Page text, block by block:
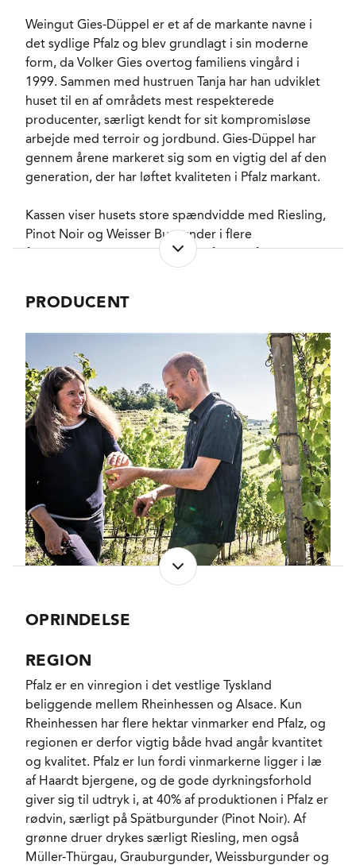
Weingut Gies-Düppel er et af de markante navne i
det sydlige Pfalz og blev grundlagt i sin moderne
form, da Volker Gies overtog familiens vingård i
1999. Sammen med hustruen Tanja har han udviklet
huset til en af områdets mest respekterede
producenter, særligt kendt for sit kompromisløse
arbejde med terroir og jordbund. Gies-Düppel har
gennem årene markeret sig som en vigtig del af den
generation, der har løftet kvaliteten i Pfalz markant.
Kassen viser husets store spændvidde med Riesling,
Pinot Noir og Weisser Burgunder i flere
fortolkninger. Riesling spænder fra den friske
Gutswein til den mere mineralske Quarz, mens
Blanc de Noir. Weisser Burgunder Calcit afrunder
generelt præget af præcision, energi og en flot
balance mellem moden frugt og friskhed.
PRODUCENT
OPRINDELSE
REGION
Pfalz er en vinregion i det vestlige Tyskland
beliggende mellem Rheinhessen og Alsace. Kun
Rheinhessen har flere hektar vinmarker end Pfalz, og
regionen er derfor vigtig både hvad angår kvantitet
og kvalitet. Pfalz er lun fordi vinmarkerne ligger i læ
af Haardt bjergene, og de gode dyrkningsforhold
giver sig til udtryk i, at 40% af produktionen i Pfalz er
rødvin, særligt på Spätburgunder (Pinot Noir). Af
grønne druer drykes særligt Riesling, men også
Müller-Thürgau, Grauburgunder, Weissburgunder og